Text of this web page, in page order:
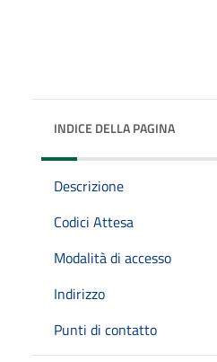
INDICE DELLA PAGINA
Descrizione
Codici Attesa
Modalità di accesso
Indirizzo
Punti di contatto